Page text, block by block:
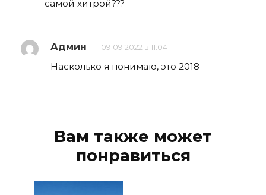
самой хитрой???
Админ 09.09.2022 в 11:04
Насколько я понимаю, это 2018
Вам также может
понравиться